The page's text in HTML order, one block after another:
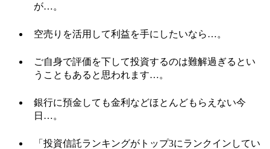
が…。
空売りを活用して利益を手にしたいなら…。
ご自身で評価を下して投資するのは難解過ぎるとい
うこともあると思われます…。
銀行に預金しても金利などほとんどもらえない今
日…。
「投資信託ランキングがトップ3にランクインしてい